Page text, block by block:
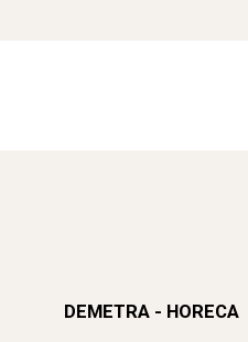
DEMETRA - HORECA